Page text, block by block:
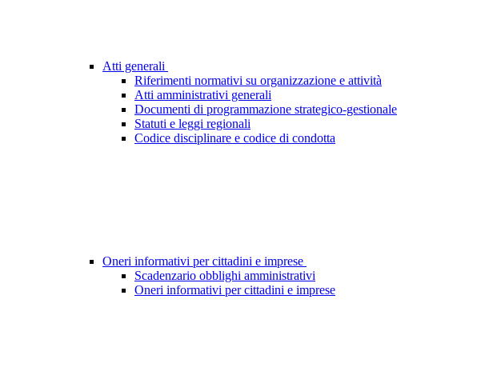
Atti generali
Riferimenti normativi su organizzazione e attività
Atti amministrativi generali
Documenti di programmazione strategico-gestionale
Statuti e leggi regionali
Codice disciplinare e codice di condotta
Oneri informativi per cittadini e imprese
Scadenzario obblighi amministrativi
Oneri informativi per cittadini e imprese